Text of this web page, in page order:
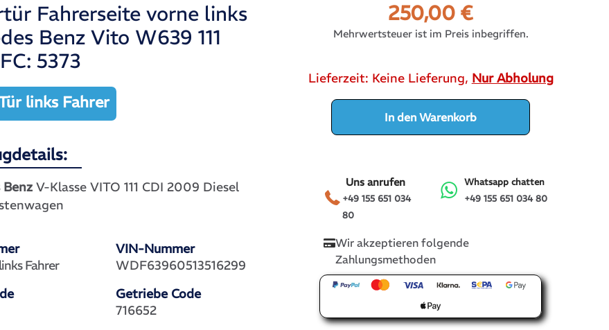
Fahrerseite vorne links
Benz Vito W639 111
5373
links Fahrer
Benz V-Klasse VITO 111 CDI 2009 Diesel
VIN-Nummer
Fahrer
WDF63960513516299
Getriebe Code
716652
250,00€
Mehrwertsteuer ist im Preis inbegriffen.
Lieferzeit: Keine Lieferung, Nur Abholung
In den Warenkorb
+49 155 651 034
80
Uns anrufen
+49 155 651 034 80
Whatsapp chatten
Wir akzeptieren folgende
Zahlungsmethoden